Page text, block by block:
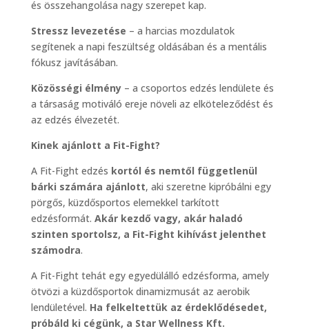
és összehangolása nagy szerepet kap.
Stressz levezetése – a harcias mozdulatok
segítenek a napi feszültség oldásában és a mentális
fókusz javításában.
Közösségi élmény – a csoportos edzés lendülete és
a társaság motiváló ereje növeli az elköteleződést és
az edzés élvezetét.
Kinek ajánlott a Fit-Fight?
A Fit-Fight edzés kortól és nemtől függetlenül
bárki számára ajánlott, aki szeretne kipróbálni egy
pörgős, küzdősportos elemekkel tarkított
edzésformát. Akár kezdő vagy, akár haladó
szinten sportolsz, a Fit-Fight kihívást jelenthet
számodra.
A Fit-Fight tehát egy egyedülálló edzésforma, amely
ötvözi a küzdősportok dinamizmusát az aerobik
lendületével. Ha felkeltettük az érdeklődésedet,
próbáld ki cégünk, a Star Wellness Kft.